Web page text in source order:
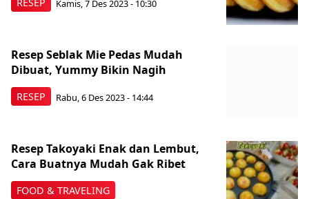
Kamis, 7 Des 2023 - 10:30
RESEP
Resep Seblak Mie Pedas Mudah
Dibuat, Yummy Bikin Nagih
Rabu, 6 Des 2023 - 14:44
FOOD & TRAVELING
Resep Takoyaki Enak dan Lembut,
Cara Buatnya Mudah Gak Ribet